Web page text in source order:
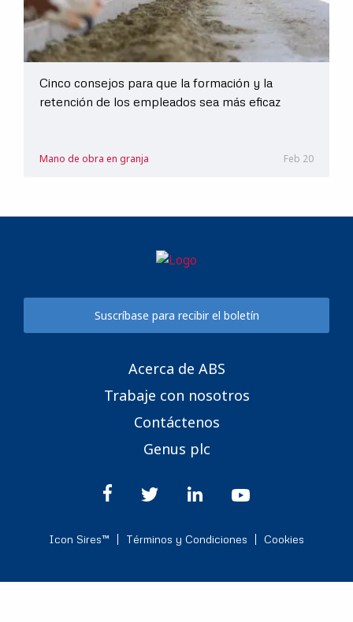
Cinco consejos para que la formación y la
retención de los empleados sea más eficaz
Mano de obra en granja Feb 20
Suscríbase para recibir el boletín
Acerca de ABS
Trabaje con nosotros
Contáctenos
Genus plc
Icon Sires™ Términos y Condiciones Cookies